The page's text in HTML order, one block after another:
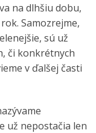
na dlhšiu dobu,
Samozrejme,
sú už
či konkrétnych
v ďalšej časti
už nepostačia len